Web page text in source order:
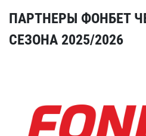
ПАРТНЕРЫ ФОНБЕТ
СЕЗОНА 2025/2026